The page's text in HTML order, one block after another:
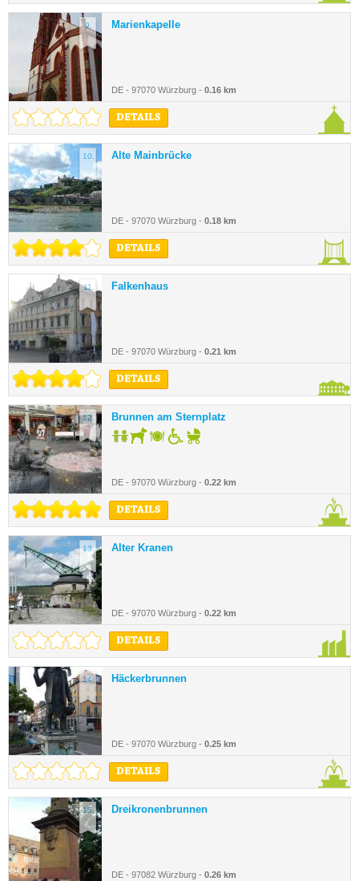
9. Marienkapelle
DE - 97070 Würzburg - 0.16 km
DETAILS
10. Alte Mainbrücke
DE - 97070 Würzburg - 0.18 km
DETAILS
11. Falkenhaus
DE - 97070 Würzburg - 0.21 km
DETAILS
12. Brunnen am Sternplatz
DE - 97070 Würzburg - 0.22 km
DETAILS
13. Alter Kranen
DE - 97070 Würzburg - 0.22 km
DETAILS
14. Häckerbrunnen
DE - 97070 Würzburg - 0.25 km
DETAILS
15. Dreikronenbrunnen
DE - 97082 Würzburg - 0.26 km